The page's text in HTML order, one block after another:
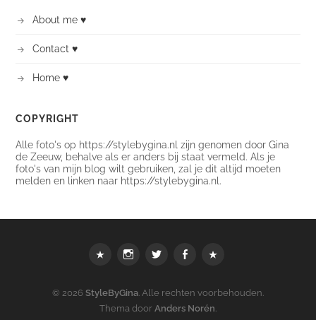
About me ♥
Contact ♥
Home ♥
COPYRIGHT
Alle foto's op https://stylebygina.nl zijn genomen door Gina
de Zeeuw, behalve als er anders bij staat vermeld. Als je
foto's van mijn blog wilt gebruiken, zal je dit altijd moeten
melden en linken naar https://stylebygina.nl.
WebshopinstagramTwitter FacebookBloglovin
© 2026 StyleByGina. Alle rechten voorbehouden.
Thema door Anders Norén.